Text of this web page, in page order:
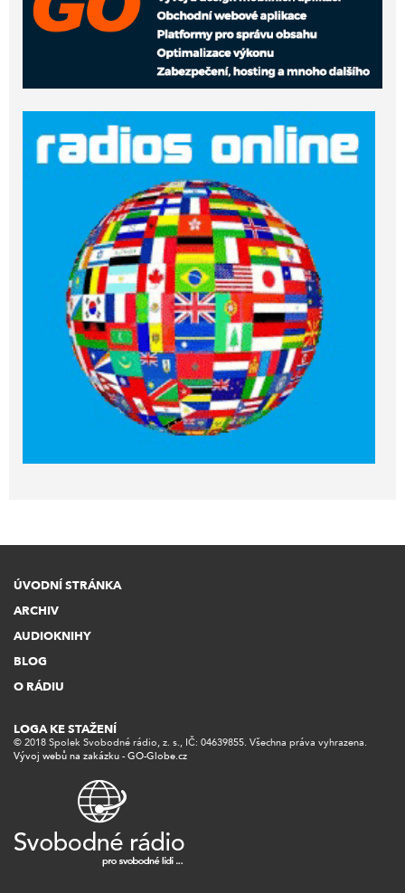
ÚVODNÍ STRÁNKA
ARCHIV
AUDIOKNIHY
BLOG
O RÁDIU
© 2018 Spolek Svobodné rádio, z. s., IČ: 04639855. Všechna práva vyhrazena.
Vývoj webů na zakázku - GO-Globe.cz
LOGA KE STAŽENÍ